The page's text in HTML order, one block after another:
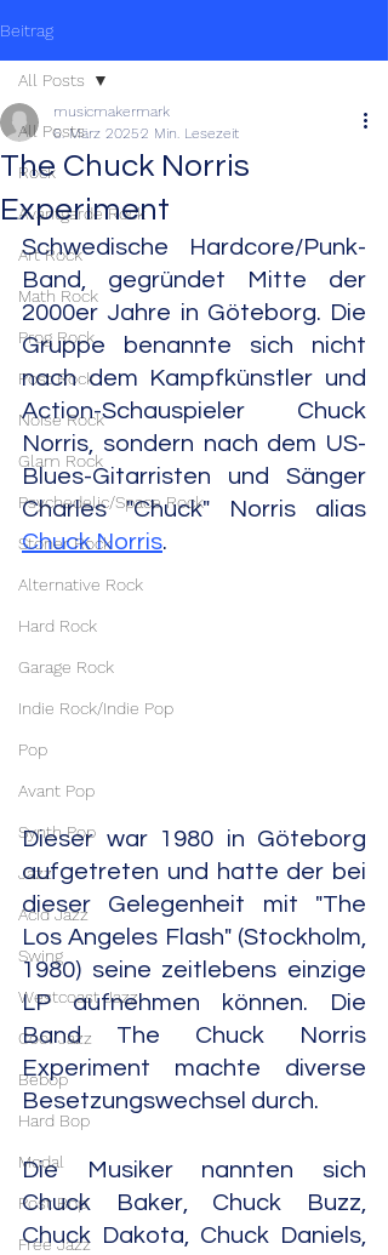
Beitrag
All Posts
Rock
Avantgarde Rock
Art Rock
Math Rock
Prog Rock
Post Rock
Noise Rock
Glam Rock
Psychedelic/Space Rock
Stoner Rock
Alternative Rock
Hard Rock
Garage Rock
Indie Rock/Indie Pop
Pop
Avant Pop
Synth Pop
Jazz
Acid Jazz
Swing
Westcoast Jazz
Cool Jazz
Bebop
Hard Bop
Modal
Post Bop
Free Jazz
All Posts
The Chuck Norris
Experiment
musicmakermark
6. März 20252 Min. Lesezeit
Schwedische Hardcore/Punk-
Band, gegründet Mitte der
2000er Jahre in Göteborg. Die
Gruppe benannte sich nicht
nach dem Kampfkünstler und
Action-Schauspieler Chuck
Norris, sondern nach dem US-
Blues-Gitarristen und Sänger
Chuck Norris.
Dieser war 1980 in Göteborg
aufgetreten und hatte der bei
dieser Gelegenheit mit "The
Los Angeles Flash" (Stockholm,
1980) seine zeitlebens einzige
LP aufnehmen können. Die
Band The Chuck Norris
Experiment machte diverse
Besetzungswechsel durch.
Die Musiker nannten sich
Chuck Baker, Chuck Buzz,
Chuck Dakota, Chuck Daniels,